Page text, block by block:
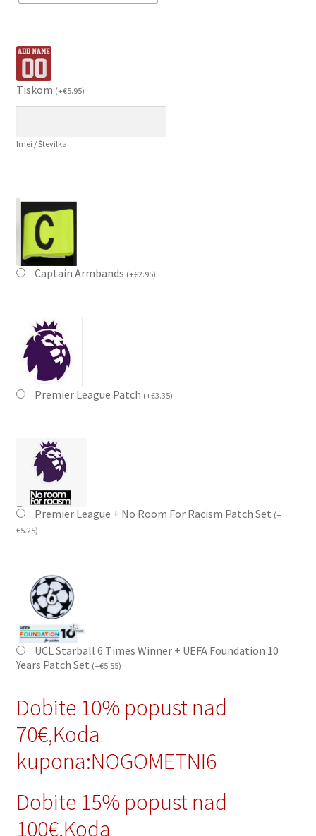
Tiskom (+€5.95)
Imei / Številka
Captain Armbands (+€2.95)
Premier League Patch (+€3.35)
Premier League + No Room For Racism Patch Set (+
€5.25)
UCL Starball 6 Times Winner + UEFA Foundation 10
Years Patch Set (+€5.55)
Dobite 10% popust nad
70€,Koda
kupona:NOGOMETNI6
Dobite 15% popust nad
100€,Koda